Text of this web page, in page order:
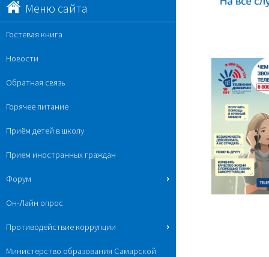
Меню сайта
Гостевая книга
Новости
Обратная связь
Горячее питание
Приём детей в школу
Прием иностранных граждан
Форум
Он-Лайн опрос
Противодействие коррупции
Министерство образования Самарской